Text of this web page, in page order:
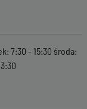
7:30 - 15:30 środa: